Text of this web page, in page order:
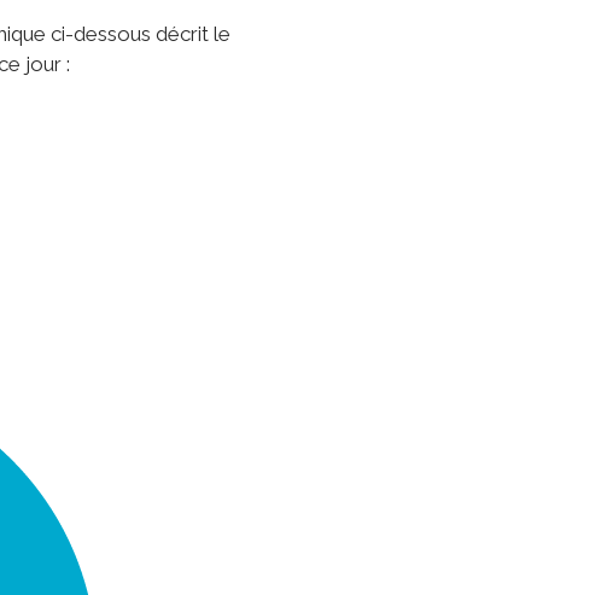
ci-dessous décrit le
jour :